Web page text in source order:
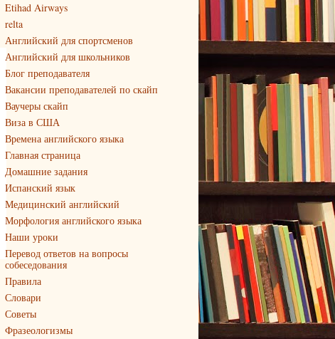
Etihad Airways
relta
Английский для спортсменов
Английский для школьников
Блог преподавателя
Вакансии преподавателей по скайп
Ваучеры скайп
Виза в США
Времена английского языка
Главная страница
Домашние задания
Испанский язык
Медицинский английский
Морфология английского языка
Наши уроки
Перевод ответов на вопросы
собеседования
Правила
Словари
Советы
Фразеологизмы